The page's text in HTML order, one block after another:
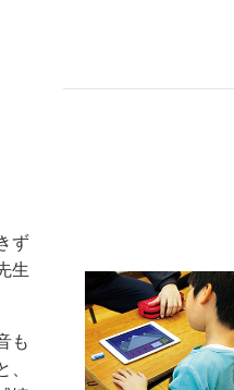
ず
生
も